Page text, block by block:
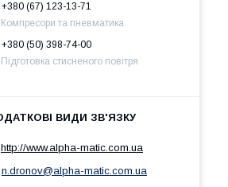
+380 (67) 123-13-71
Компресори та пневматика
+380 (50) 398-74-00
Підготовка стисненого повітря
http://www.alpha-matic.com.ua
n.dronov@alpha-matic.com.ua